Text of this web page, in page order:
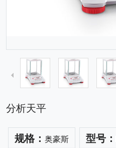
分析天平
规格： 奥豪斯 型号：